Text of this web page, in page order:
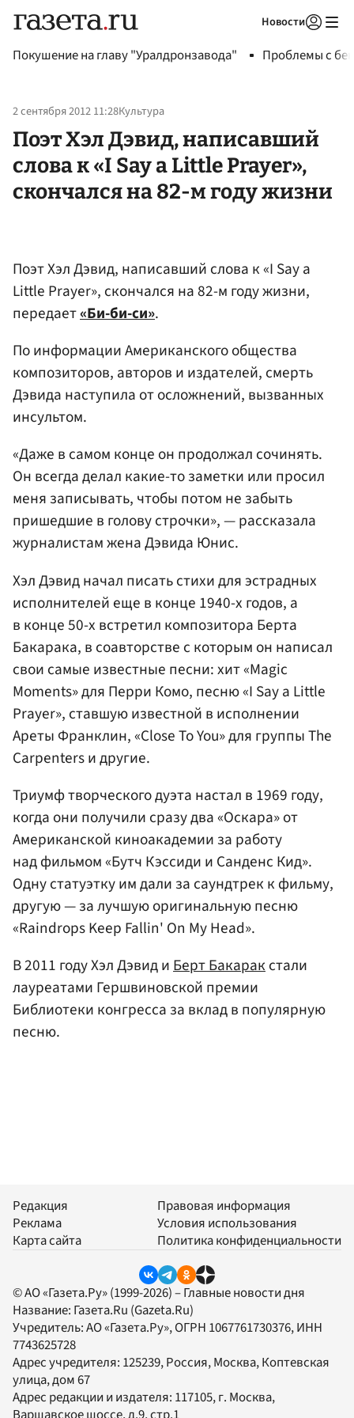
Новости
Покушение на главу "Уралдронзавода" Проблемы с
2 сентября 2012 11:28Культура
Поэт Хэл Дэвид, написавший
слова к «I Say a Little Prayer»,
скончался на 82-м году жизни
Поэт Хэл Дэвид, написавший слова к «I Say a
Little Prayer», скончался на 82-м году жизни,
передает«Би-би-си».
По информации Американского общества
композиторов, авторов и издателей, смерть
Дэвида наступила от осложнений, вызванных
инсультом.
«Даже в самом конце он продолжал сочинять.
Он всегда делал какие-то заметки или просил
меня записывать, чтобы потом не забыть
пришедшие в голову строчки», — рассказала
журналистам жена Дэвида Юнис.
Хэл Дэвид начал писать стихи для эстрадных
исполнителей еще в конце 1940-х годов, а
в конце 50-х встретил композитора Берта
Бакарака, в соавторстве с которым он написал
свои самые известные песни: хит «Magic
Moments» для Перри Комо, песню «I Say a Little
Prayer», ставшую известной в исполнении
Ареты Франклин, «Close To You» для группы The
Carpenters и другие.
Триумф творческого дуэта настал в 1969 году,
когда они получили сразу два «Оскара» от
Американской киноакадемии за работу
над фильмом «Бутч Кэссиди и Санденс Кид».
Одну статуэтку им дали за саундтрек к фильму,
другую — за лучшую оригинальную песню
«Raindrops Keep Fallin' On My Head».
В 2011 году Хэл Дэвид иБерт Бакаракстали
лауреатами Гершвиновской премии
Библиотеки конгресса за вклад в популярную
песню.
Редакция
Реклама
Карта сайта
Правовая информация
Условия использования
Политика конфиденциальности
© АО «Газета.Ру» (1999-2026) – Главные новости дня
Название: Газета.Ru (Gazeta.Ru)
Учредитель:АО «Газета.Ру», ОГРН 1067761730376, ИНН
7743625728
Адрес учредителя: 125239, Россия, Москва, Коптевская
улица, дом 67
Адрес редакции и издателя: 117105, г. Москва,